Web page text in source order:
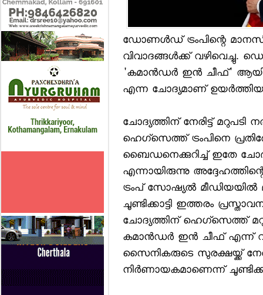
ഡോണള്‍ഡ് ട്രംപിന്റെ
വിവാദങ്ങള്‍ക്ക് വഴിവെച്ചു.
'കമാന്‍ഡര്‍ ഇന്‍ ചീഫ്' ആയി
എന്ന ചോദ്യമാണ്
ചോദ്യത്തിന് നേരിട്ട്
ഹെഗ്സെത്ത് ട്രംപിനെ
ബൈഡനെക്കുറിച്ച് ഇതേ
എന്നായിരുന്നു
ട്രംപ് സോഷ്യല്‍ മീഡിയയില്‍
ചൂണ്ടിക്കാട്ടി ഇത്തരം
ചോദ്യത്തിന് ഹെഗ്സെത്ത്
കമാന്‍ഡര്‍ ഇന്‍ ചീഫ് എന്ന്
സൈനികരുടെ സുരക്ഷയ്ക്ക്
നിര്‍ണായകമാണെന്ന്